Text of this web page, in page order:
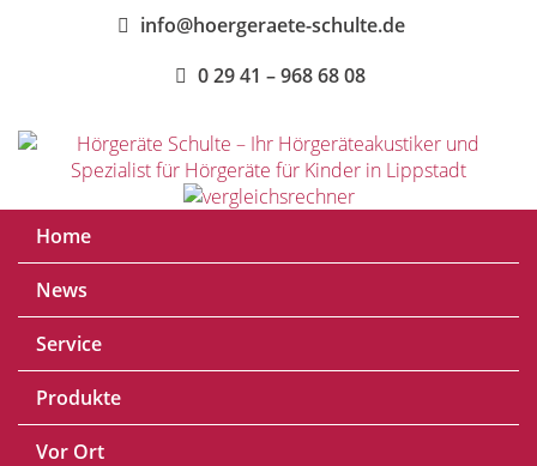
info@hoergeraete-schulte.de
0 29 41 – 968 68 08
Home
News
Service
Produkte
Vor Ort